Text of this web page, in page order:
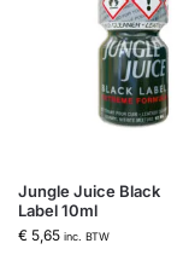
Jungle Juice Black
Label 10ml
€ 5,65 inc. BTW